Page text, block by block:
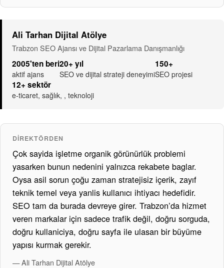
Ali Tarhan Dijital Atölye
Trabzon SEO Ajansı ve Dijital Pazarlama Danışmanlığı
2005'ten beri
aktif ajans
20+ yıl
SEO ve dijital strateji deneyimi
150+
SEO projesi
12+ sektör
e-ticaret, sağlık, , teknoloji
DIREKTÖRDEN
Çok sayida işletme organik görünürlük problemi
yasarken bunun nedenini yalnızca rekabete baglar.
Oysa asil sorun çoğu zaman stratejisiz içerik, zayıf
teknik temel veya yanlis kullanıcı ihtiyacı hedefidir.
SEO tam da burada devreye girer. Trabzon’da hizmet
veren markalar için sadece trafik değil, doğru sorguda,
doğru kullaniciya, doğru sayfa ile ulasan bir büyüme
yapısı kurmak gerekir.
— Ali Tarhan Dijital Atölye